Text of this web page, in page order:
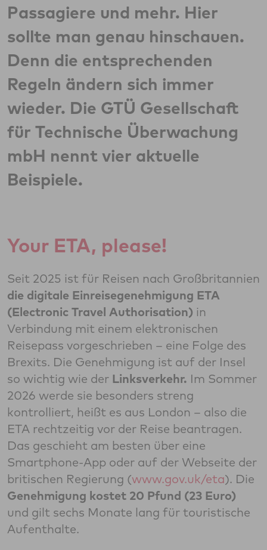
Passagiere und mehr. Hier
sollte man genau hinschauen.
Denn die entsprechenden
Regeln ändern sich immer
wieder. Die GTÜ Gesellschaft
für Technische Überwachung
mbH nennt vier aktuelle
Beispiele.
Your ETA, please!
Seit 2025 ist für Reisen nach Großbritannien
die digitale Einreisegenehmigung ETA
(Electronic Travel Authorisation) in
Verbindung mit einem elektronischen
Reisepass vorgeschrieben – eine Folge des
Brexits. Die Genehmigung ist auf der Insel
so wichtig wie der Linksverkehr. Im Sommer
2026 werde sie besonders streng
kontrolliert, heißt es aus London – also die
ETA rechtzeitig vor der Reise beantragen.
Das geschieht am besten über eine
Smartphone-App oder auf der Webseite der
britischen Regierung (www.gov.uk/eta). Die
Genehmigung kostet 20 Pfund (23 Euro)
und gilt sechs Monate lang für touristische
Aufenthalte.